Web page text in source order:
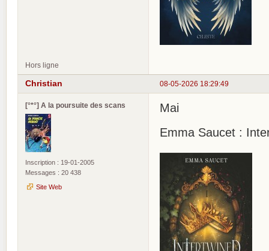
Hors ligne
08-05-2026 18:29:49
Christian
[°*°] A la poursuite des scans
Inscription : 19-01-2005
Messages : 20 438
Site Web
Mai
Emma Saucet :